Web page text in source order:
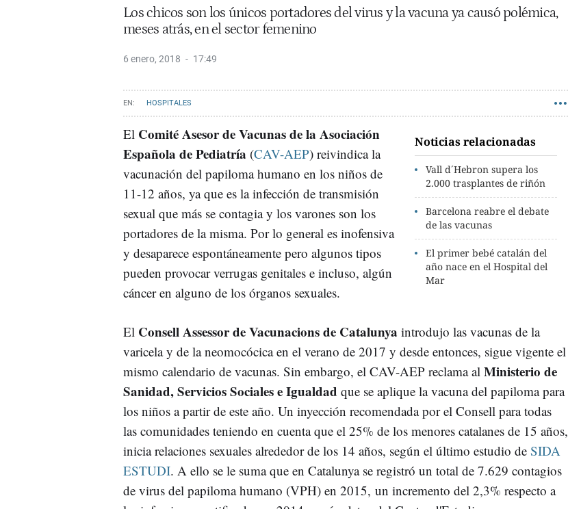
Los chicos son los únicos portadores del virus y la vacuna ya causó polémica,
meses atrás, en el sector femenino
6 enero, 2018 17:49
HOSPITALES
Noticias relacionadas
Vall d´Hebron supera los
2.000 trasplantes de riñón
Barcelona reabre el debate
de las vacunas
El primer bebé catalán del
año nace en el Hospital del
Mar
El Comité Asesor de Vacunas de la Asociación
Española de Pediatría (CAV-AEP) reivindica la
vacunación del papiloma humano en los niños de
11-12 años, ya que es la infección de transmisión
sexual que más se contagia y los varones son los
portadores de la misma. Por lo general es inofensiva
y desaparece espontáneamente pero algunos tipos
pueden provocar verrugas genitales e incluso, algún
cáncer en alguno de los órganos sexuales.
El Consell Assessor de Vacunacions de Catalunya introdujo las vacunas de la
varicela y de la neomocócica en el verano de 2017 y desde entonces, sigue vigente el
mismo calendario de vacunas. Sin embargo, el CAV-AEP reclama al Ministerio de
Sanidad, Servicios Sociales e Igualdad que se aplique la vacuna del papiloma para
los niños a partir de este año. Un inyección recomendada por el Consell para todas
las comunidades teniendo en cuenta que el 25% de los menores catalanes de 15 años,
inicia relaciones sexuales alrededor de los 14 años, según el último estudio de SIDA
ESTUDI. A ello se le suma que en Catalunya se registró un total de 7.629 contagios
de virus del papiloma humano (VPH) en 2015, un incremento del 2,3% respecto a